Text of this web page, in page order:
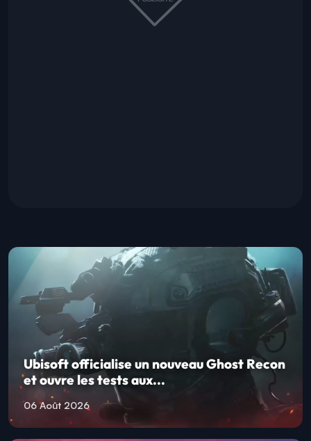
Ubisoft officialise un nouveau Ghost Recon
et ouvre les tests aux...
06 Août 2026